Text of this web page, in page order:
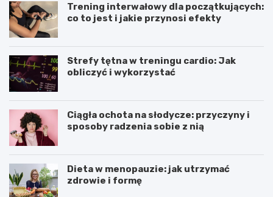
Trening interwałowy dla początkujących:
co to jest i jakie przynosi efekty
Strefy tętna w treningu cardio: Jak
obliczyć i wykorzystać
Ciągła ochota na słodycze: przyczyny i
sposoby radzenia sobie z nią
Dieta w menopauzie: jak utrzymać
zdrowie i formę